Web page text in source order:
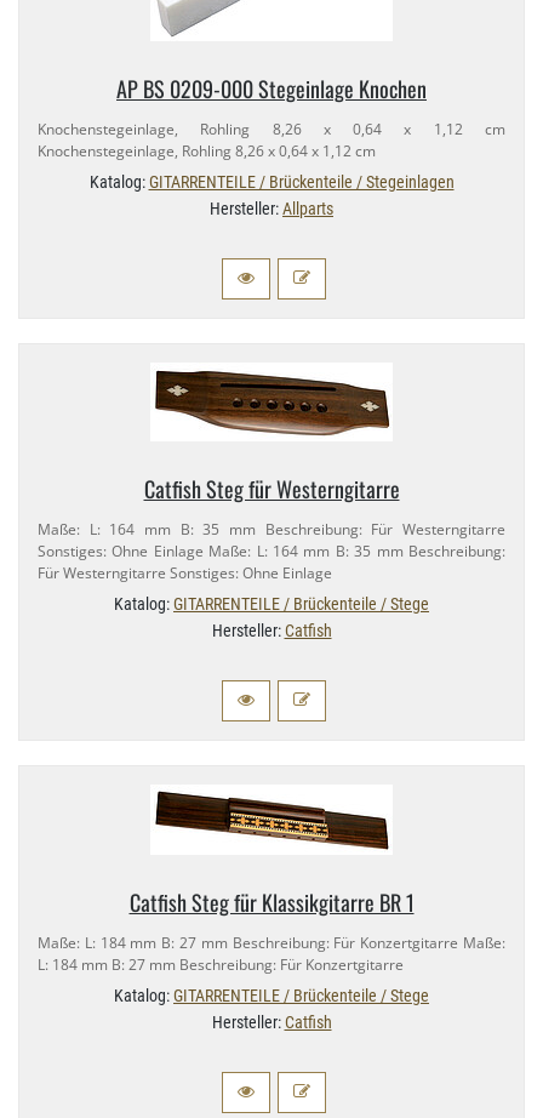
AP BS 0209-​000 Stegeinlage Knochen
Knochenstegeinlage, Rohling 8,​26 x 0,​64 x 1,​12 cm
Knochenstegeinlage, Rohling 8,​26 x 0,​64 x 1,​12 cm
Katalog:GITARRENTEILE / Brückenteile / Stegeinlagen
Hersteller:Allparts
Catfish Steg für Westerngitarre
Maße: L: 164 mm B: 35 mm Beschreibung: Für Westerngitarre
Sonstiges: Ohne Einlage Maße: L: 164 mm B: 35 mm Beschreibung:
Für Westerngitarre Sonstiges: Ohne Einlage
Katalog:GITARRENTEILE / Brückenteile / Stege
Hersteller:Catfish
Catfish Steg für Klassikgitarre BR 1
Maße: L: 184 mm B: 27 mm Beschreibung: Für Konzertgitarre Maße:
L: 184 mm B: 27 mm Beschreibung: Für Konzertgitarre
Katalog:GITARRENTEILE / Brückenteile / Stege
Hersteller:Catfish